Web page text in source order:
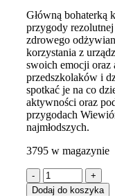
Główną bohaterką
przygody
zdrowego
korzystania z
swoich emocji oraz
przedszkolaków i
spotkać je na co
aktywności oraz
przygodach
najmłodszych.
3795 w magazynie
Dodaj do koszyka